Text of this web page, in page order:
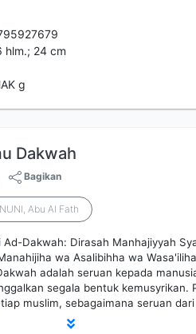
hlm.; 24 cm
g
Dakwah
Bagikan
Abu Al Fath
Dakwah: Dirasah Manhajiyyah
wa Asalibihha wa
adalah seruan kepada
segala bentuk kemusyrikan.
muslim, sebagaimana seruan